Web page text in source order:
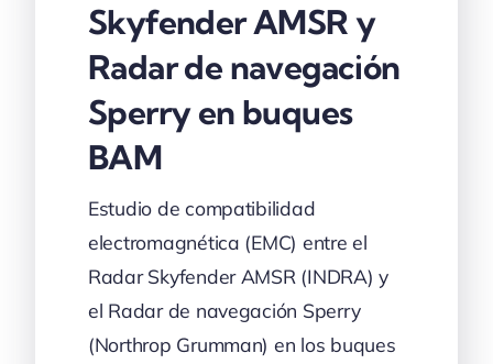
Skyfender AMSR y
Radar de navegación
Sperry en buques
BAM
Estudio de compatibilidad
electromagnética (EMC) entre el
Radar Skyfender AMSR (INDRA) y
el Radar de navegación Sperry
(Northrop Grumman) en los buques